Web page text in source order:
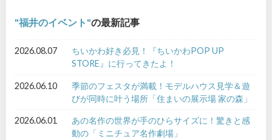
福井のイベント の最新記事
2026.08.07
ちいかわ好き必見！『ちいかわPOP UP
STORE』に行ってきたよ！
2026.06.10
季節のフェスタが満載！モデルハウス見学＆遊
びが同時に叶う場所「住まいの展示場 家の森」
2026.06.01
あの名作の世界が手のひらサイズに！驚きと感
動の「ミニチュア名作劇場」